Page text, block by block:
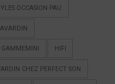
OCCASION PAU
GAMMEMINI HIFI
CHEZ PERFECT SON